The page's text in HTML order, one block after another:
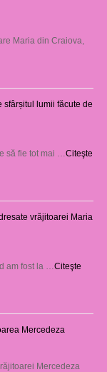
Maria din Craiova,
sfârșitul lumii făcute de
să fie tot mai …Citeşte
vrăjitoarei Maria
am fost la …Citeşte
Mercedeza
Mercedeza